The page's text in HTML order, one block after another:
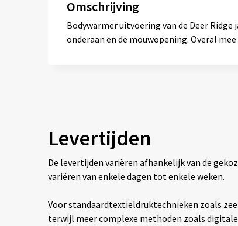
Omschrijving
Bodywarmer uitvoering van de Deer
onderaan en de mouwopening. Overal
Levertijden
De levertijden variëren afhankelijk van de
variëren van enkele dagen tot enkele weken.
Voor standaardtextieldruktechnieken zoals
terwijl meer complexe methoden zoals